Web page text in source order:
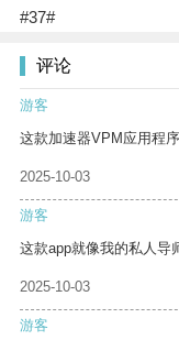
#37#
评论
游客
这款加速器VPM应用程
2025-10-03
游客
这款app就像我的私人导
2025-10-03
游客